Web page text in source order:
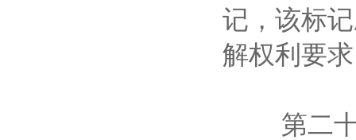
记，该标
解权利要
第二十